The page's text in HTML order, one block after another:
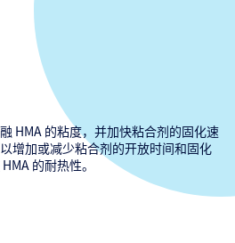
HMA 的粘度，并加快粘合剂的固化速
增加或减少粘合剂的开放时间和固化
的耐热性。